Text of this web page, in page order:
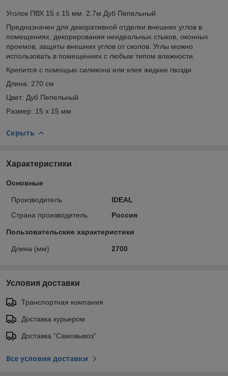
Уголок ПВХ 15 х 15 мм. 2,7м Дуб Пепельный
Предназначен для декоративной отделки внешних углов в
помещениях, декорирования неидеальных стыков, оконных
проемов, защиты внешних углов от сколов. Углы можно
использовать в помещениях с любым типом влажности.
Крепится с помощью силикона или клея жидкие гвозди
Длина: 270 см
Цвет: Дуб Пепельный
Размер: 15 х 15 мм
Скрыть
Характеристики
Основные
Производитель
IDEAL
Страна производитель
Россия
Пользовательские характеристики
Длина (мм) 2700
Условия доставки
Транспортная компания
Доставка курьером
Доставка "Самовывоз"
Все условия доставки